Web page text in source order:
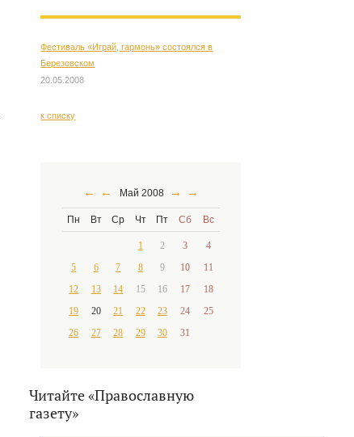
Фестиваль «Играй, гармонь» состоялся в
Березовском
20.05.2008
к списку
← ← Май 2008 → →
Пн Вт Ср Чт Пт Сб Вс
1 2 3
4
5
6 7 8 9 10
11
12
13 14 15 16 17
18
19
20 21 22 23 24
25
26
27 28 29 30 31
Читайте «Православную
газету»